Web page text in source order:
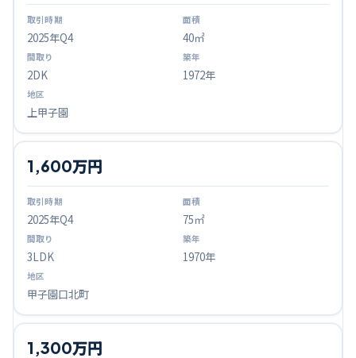
2025年Q4 40㎡
2DK 1972年
上甲子園
2025年Q4
1,600万円
75㎡
3LDK 1970年
甲子園口北町
1,300万円